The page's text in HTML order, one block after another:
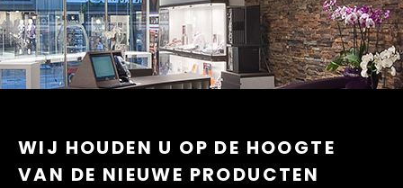
WIJ HOUDEN U OP DE HOOGTE
VAN DE NIEUWE PRODUCTEN